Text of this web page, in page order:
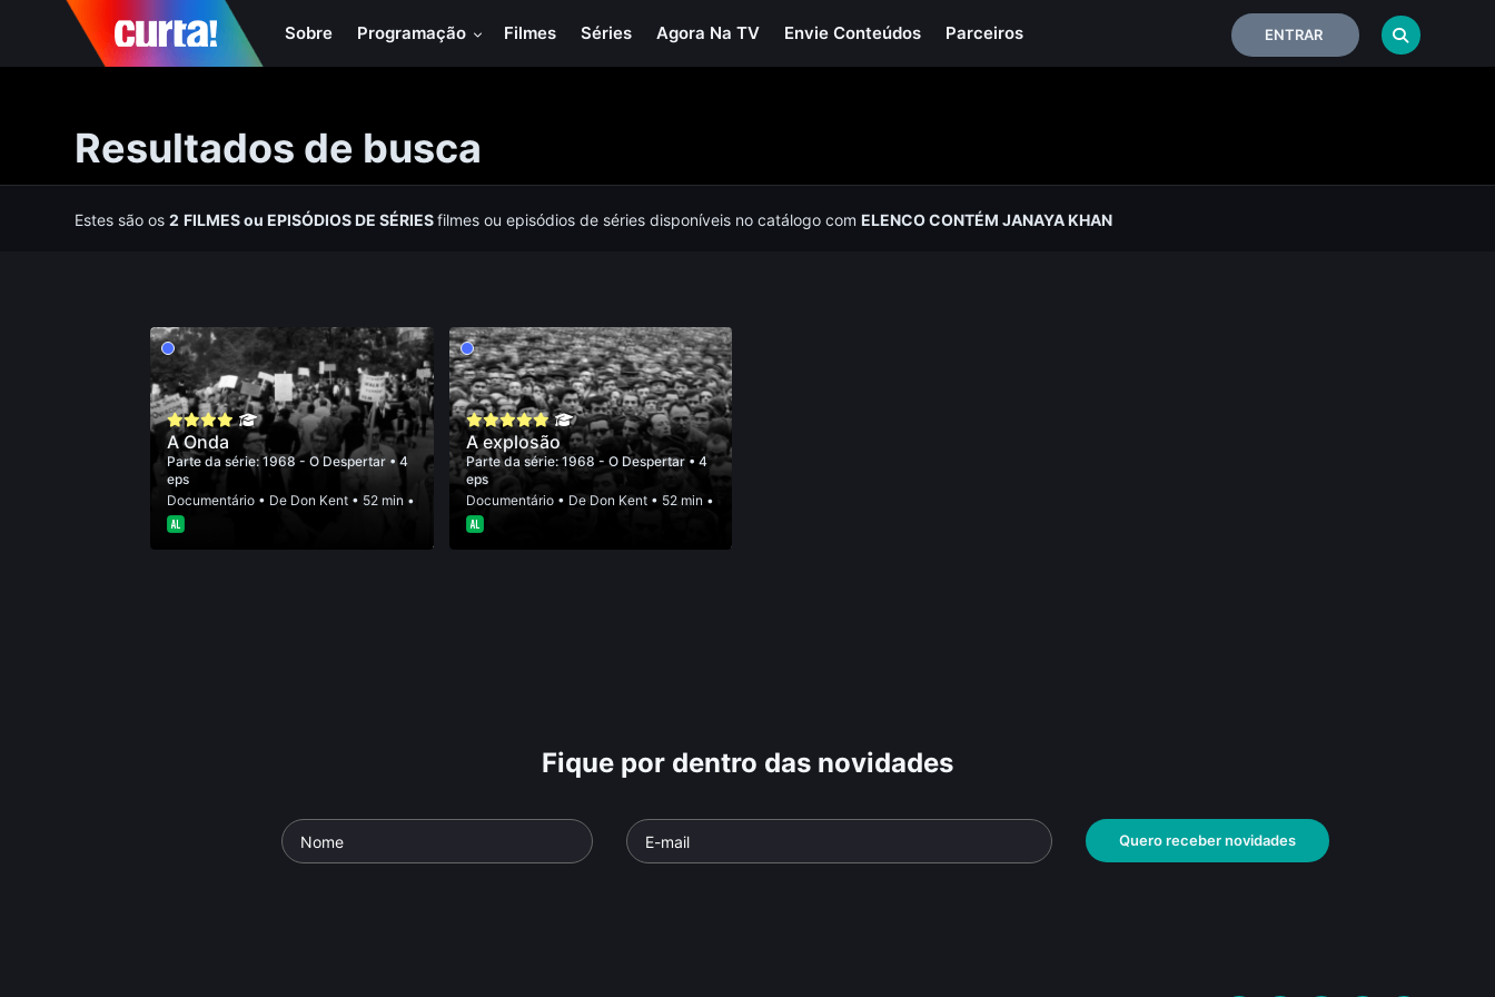
Sobre Programação Filmes Séries Agora Na TV Envie Conteúdos Parceiros ENTRAR
Resultados de busca
Estes são os2 FILMESou EPISÓDIOS DE SÉRIESfilmes ou episódios de séries disponíveis no catálogo comELENCO CONTÉM JANAYA KHAN
A Onda
Parte da série: 1968 - O Despertar • 4
eps
Documentário• De Don Kent• 52 min •
A explosão
Parte da série: 1968 - O Despertar • 4
eps
Documentário• De Don Kent• 52 min •
Fique por dentro das novidades
Quero receber novidades